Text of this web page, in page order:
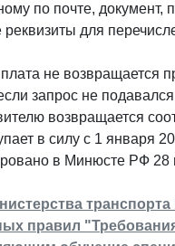
по почте,
реквизиты для
не возвращается
запрос не
возвращается
в силу с 1 января
в Минюсте РФ
правил